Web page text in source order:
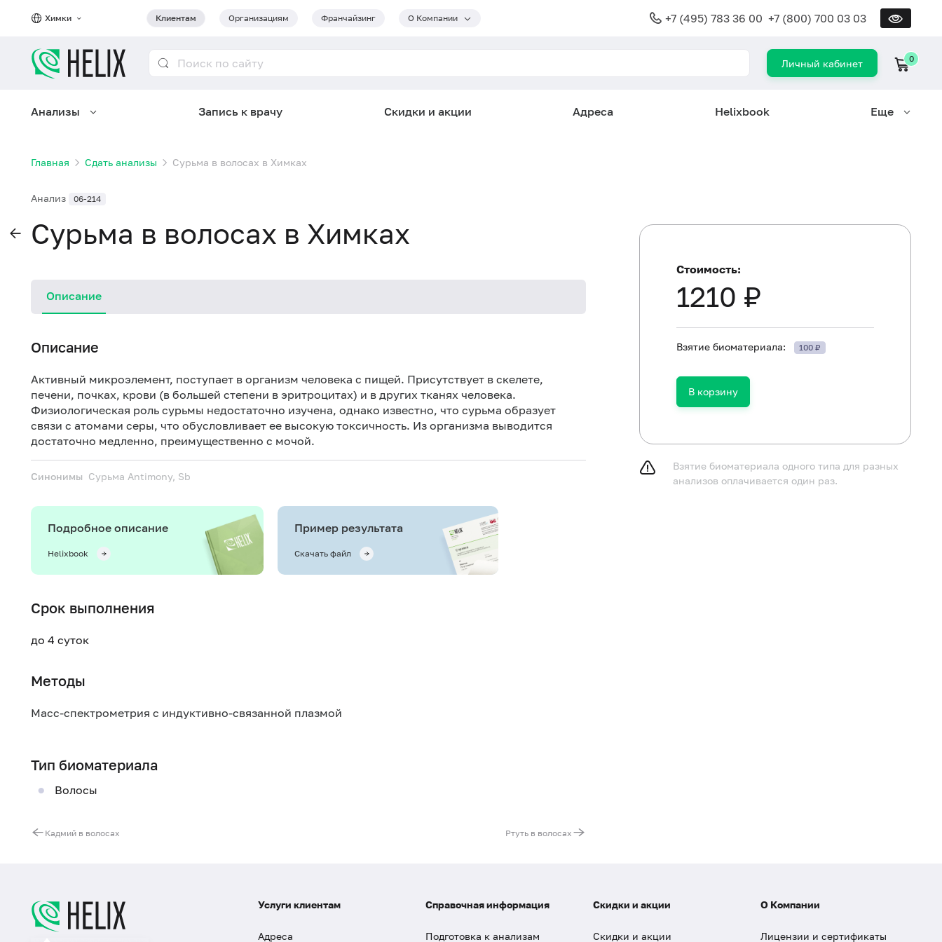
Химки Клиентам Организациям Франчайзинг О Компании +7 (495) 783 36 00 +7 (800) 700 03 03
Личный кабинет 0
Анализы Запись к врачу Скидки и акции Адреса Helixbook Еще
Главная Сдать анализы Сурьма в волосах в Химках
Анализ 06-214
Сурьма в волосах в Химках
Описание
Описание
Активный микроэлемент, поступает в организм человека с пищей. Присутствует в скелете,
печени, почках, крови (в большей степени в эритроцитах) и в других тканях человека.
Физиологическая роль сурьмы недостаточно изучена, однако известно, что сурьма образует
связи с атомами серы, что обусловливает ее высокую токсичность. Из организма выводится
достаточно медленно, преимущественно с мочой.
Синонимы Сурьма Antimony, Sb
Подробное описание
Helixbook
Пример результата
Скачать файл
Срок выполнения
до 4 суток
Методы
Масс-спектрометрия с индуктивно-связанной плазмой
Тип биоматериала
Волосы
Кадмий в волосах Ртуть в волосах
Стоимость:
1210 ₽
Взятие биоматериала: 100 ₽
В корзину
Взятие биоматериала одного типа для разных
анализов оплачивается один раз.
Услуги клиентам
Адреса
Справочная информация
Подготовка к анализам
Скидки и акции
Скидки и акции
О Компании
Лицензии и сертификаты